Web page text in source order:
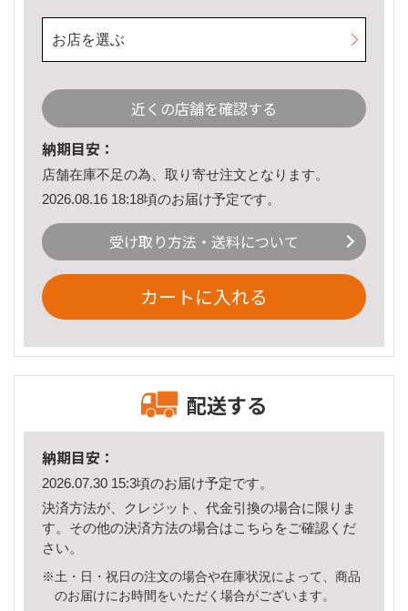
お店を選ぶ
近くの店舗を確認する
納期目安：
店舗在庫不足の為、取り寄せ注文となります。
2026.08.16 18:18頃のお届け予定です。
受け取り方法・送料について
カートに入れる
配送する
納期目安：
2026.07.30 15:3頃のお届け予定です。
決済方法が、クレジット、代金引換の場合に限りま
す。その他の決済方法の場合はこちら をご確認くだ
さい。
※土・日・祝日の注文の場合や在庫状況によって、商品
のお届けにお時間をいただく場合がございます。